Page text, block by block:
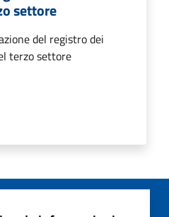
settore
del registro dei
terzo settore